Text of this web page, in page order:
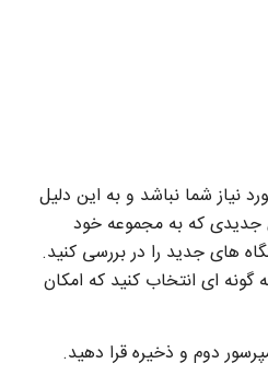
نیاز شما نباشد و به این دلیل
جدیدی که به مجموعه خود
های جدید را در بررسی کنید.
ای انتخاب کنید که امکان
دوم و ذخیره قرا دهید.